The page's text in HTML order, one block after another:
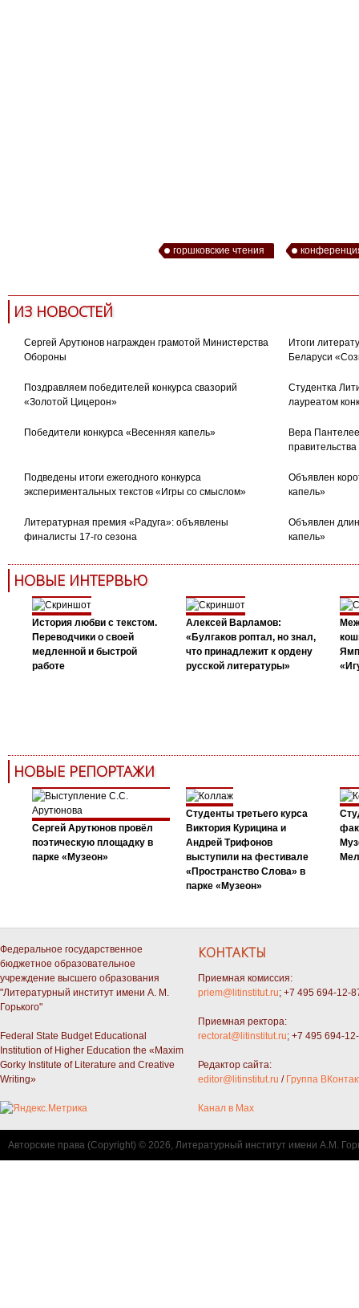
горшковские чтения
ИЗ НОВОСТЕЙ
Сергей Арутюнов награжден грамотой Министерства
Обороны
Итоги
Беларуси
Поздравляем победителей конкурса свазорий
«Золотой Цицерон»
Студентка
лауреатом
Победители конкурса «Весенняя капель»
Вера
Подведены итоги ежегодного конкурса
экспериментальных текстов «Игры со смыслом»
Объявлен
капель»
Литературная премия «Радуга»: объявлены
финалисты 17-го сезона
Объявлен
капель»
НОВЫЕ ИНТЕРВЬЮ
История любви с текстом.
Переводчики о своей
медленной и быстрой
работе
Алексей Варламов:
«Булгаков роптал, но знал,
что принадлежит к ордену
русской литературы»
НОВЫЕ РЕПОРТАЖИ
Сергей Арутюнов провёл
поэтическую площадку в
парке «Музеон»
Студенты третьего курса
Виктория Курицина и
Андрей Трифонов
выступили на фестивале
«Пространство Слова» в
парке «Музеон»
Федеральное государственное
бюджетное образовательное
учреждение высшего образования
"Литературный институт имени А. М.
Горького"
Federal State Budget Educational
Institution of Higher Education the «Maxim
Gorky Institute of Literature and Creative
Writing»
КОНТАКТЫ
Приемная комиссия:
priem@litinstitut.ru; +7 495 694-12-
Приемная ректора:
rectorat@litinstitut.ru; +7 495 694-
Редактор сайта:
editor@litinstitut.ru / Группа
Канал в Max
Авторские права (Copyright) © 2026, Литературный институт имени А.М.